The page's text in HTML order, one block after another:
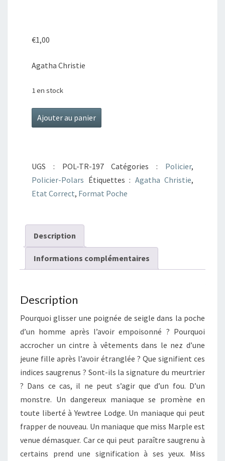
€1,00
Agatha Christie
1 en stock
quantité
de
de
seigle
Ajouter au panier
UGS : POL-TR-197 Catégories : Policier,
Policier-Polars Étiquettes : Agatha Christie,
Etat Correct, Format Poche
Description
Informations complémentaires
Description
Pourquoi glisser une poignée de seigle dans la poche
d’un homme après l’avoir empoisonné ? Pourquoi
accrocher un cintre à vêtements dans le nez d’une
jeune fille après l’avoir étranglée ? Que signifient ces
indices saugrenus ? Sont-ils la signature du meurtrier
? Dans ce cas, il ne peut s’agir que d’un fou. D’un
monstre. Un dangereux maniaque se promène en
toute liberté à Yewtree Lodge. Un maniaque qui peut
frapper de nouveau. Un maniaque que miss Marple est
venue démasquer. Car ce qui peut paraître saugrenu à
certains prend une signification à ses yeux. Miss